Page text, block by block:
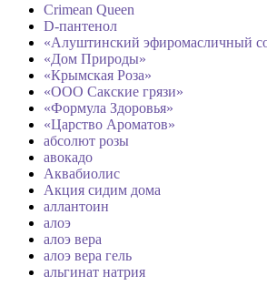
Crimean Queen
D-пантенол
«Алуштинский эфиромасличный
«Дом Природы»
«Крымская Роза»
«ООО Сакские грязи»
«Формула Здоровья»
«Царство Ароматов»
абсолют розы
авокадо
Аквабиолис
Акция сидим дома
аллантоин
алоэ
алоэ вера
алоэ вера гель
альгинат натрия